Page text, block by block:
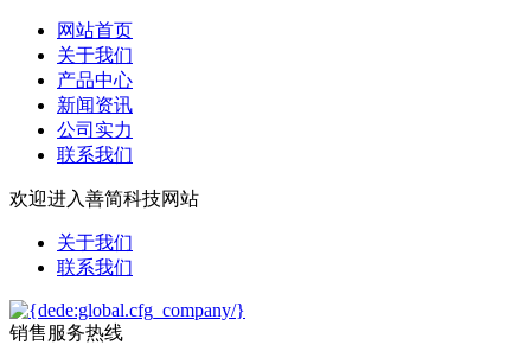
网站首页
关于我们
产品中心
新闻资讯
公司实力
联系我们
欢迎进入善简科技网站
关于我们
联系我们
销售服务热线